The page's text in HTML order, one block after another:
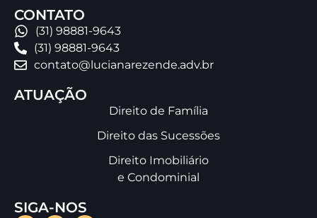
CONTATO
(31) 98881-9643
(31) 98881-9643
contato@lucianarezende.adv.br
ATUAÇÃO
Direito de Família
Direito das Sucessões
Direito Imobiliário
e Condominial
SIGA-NOS